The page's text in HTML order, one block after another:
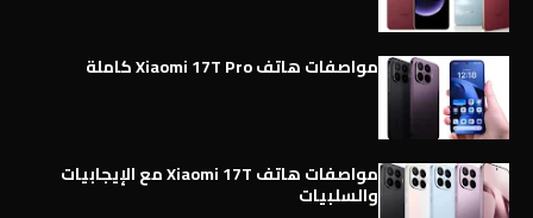
مواصفات هاتف Xiaomi 17T Pro كاملة
مواصفات هاتف Xiaomi 17T مع الإيجابيات
والسلبيات